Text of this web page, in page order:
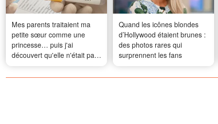
Mes parents traitaient ma
petite sœur comme une
princesse… puis j'ai
découvert qu'elle n'était pas
leur fille
Quand les icônes blondes
d’Hollywood étaient brunes :
des photos rares qui
surprennent les fans